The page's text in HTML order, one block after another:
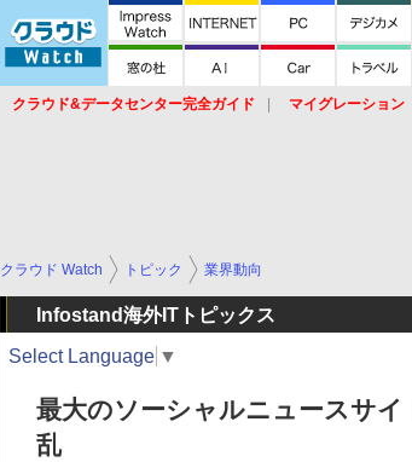
クラウド&データセンター完全ガイド マイグレーション
クラウド Watch トピック 業界動向
Infostand海外ITトピックス
Select Language ▼
最大のソーシャルニュースサ
乱